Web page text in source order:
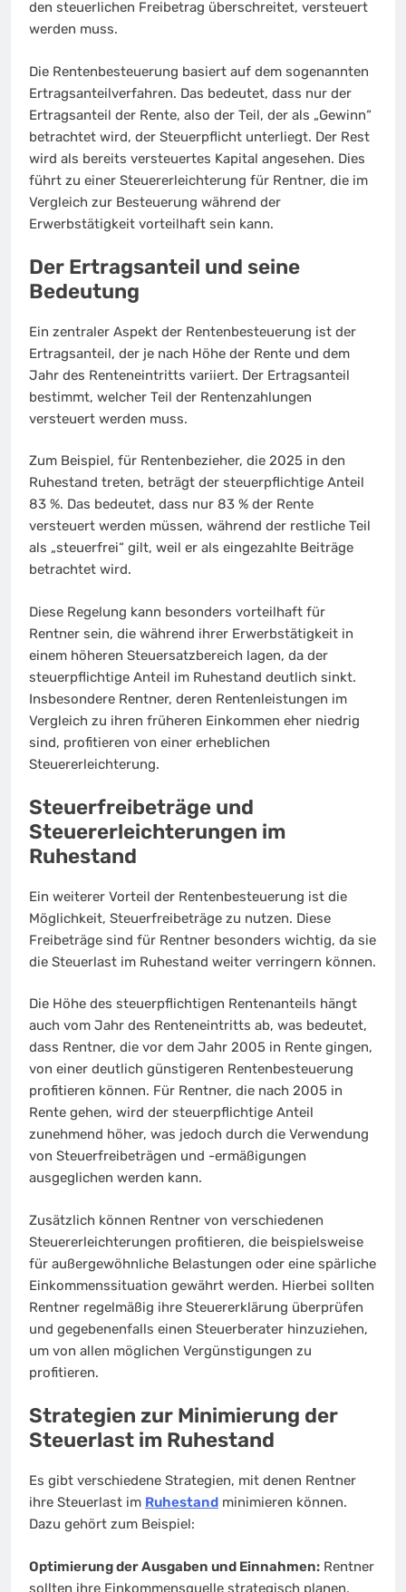
den steuerlichen Freibetrag überschreitet, versteuert
werden muss.
Die Rentenbesteuerung basiert auf dem sogenannten
Ertragsanteilverfahren. Das bedeutet, dass nur der
Ertragsanteil der Rente, also der Teil, der als „Gewinn“
betrachtet wird, der Steuerpflicht unterliegt. Der Rest
wird als bereits versteuertes Kapital angesehen. Dies
führt zu einer Steuererleichterung für Rentner, die im
Vergleich zur Besteuerung während der
Erwerbstätigkeit vorteilhaft sein kann.
Der Ertragsanteil und seine
Bedeutung
Ein zentraler Aspekt der Rentenbesteuerung ist der
Ertragsanteil, der je nach Höhe der Rente und dem
Jahr des Renteneintritts variiert. Der Ertragsanteil
bestimmt, welcher Teil der Rentenzahlungen
versteuert werden muss.
Zum Beispiel, für Rentenbezieher, die 2025 in den
Ruhestand treten, beträgt der steuerpflichtige Anteil
83 %. Das bedeutet, dass nur 83 % der Rente
versteuert werden müssen, während der restliche Teil
als „steuerfrei“ gilt, weil er als eingezahlte Beiträge
betrachtet wird.
Diese Regelung kann besonders vorteilhaft für
Rentner sein, die während ihrer Erwerbstätigkeit in
einem höheren Steuersatzbereich lagen, da der
steuerpflichtige Anteil im Ruhestand deutlich sinkt.
Insbesondere Rentner, deren Rentenleistungen im
Vergleich zu ihren früheren Einkommen eher niedrig
sind, profitieren von einer erheblichen
Steuererleichterung.
Steuerfreibeträge und
Steuererleichterungen im
Ruhestand
Ein weiterer Vorteil der Rentenbesteuerung ist die
Möglichkeit, Steuerfreibeträge zu nutzen. Diese
Freibeträge sind für Rentner besonders wichtig, da sie
die Steuerlast im Ruhestand weiter verringern können.
Die Höhe des steuerpflichtigen Rentenanteils hängt
auch vom Jahr des Renteneintritts ab, was bedeutet,
dass Rentner, die vor dem Jahr 2005 in Rente gingen,
von einer deutlich günstigeren Rentenbesteuerung
profitieren können. Für Rentner, die nach 2005 in
Rente gehen, wird der steuerpflichtige Anteil
zunehmend höher, was jedoch durch die Verwendung
von Steuerfreibeträgen und -ermäßigungen
ausgeglichen werden kann.
Zusätzlich können Rentner von verschiedenen
Steuererleichterungen profitieren, die beispielsweise
für außergewöhnliche Belastungen oder eine spärliche
Einkommenssituation gewährt werden. Hierbei sollten
Rentner regelmäßig ihre Steuererklärung überprüfen
und gegebenenfalls einen Steuerberater hinzuziehen,
um von allen möglichen Vergünstigungen zu
profitieren.
Strategien zur Minimierung der
Steuerlast im Ruhestand
Es gibt verschiedene Strategien, mit denen Rentner
ihre Steuerlast im Ruhestand minimieren können.
Dazu gehört zum Beispiel:
Optimierung der Ausgaben und Einnahmen: Rentner
sollten ihre Einkommensquelle strategisch planen.